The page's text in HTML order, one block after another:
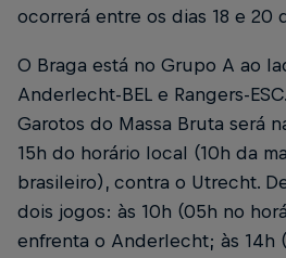
ocorrerá entre os dias 18 e 20
O Braga está no Grupo A ao
Anderlecht-BEL e Rangers-
Garotos do Massa Bruta será
15h do horário local (10h da
brasileiro), contra o Utrecht.
dois jogos: às 10h (05h no
enfrenta o Anderlecht; às 14h